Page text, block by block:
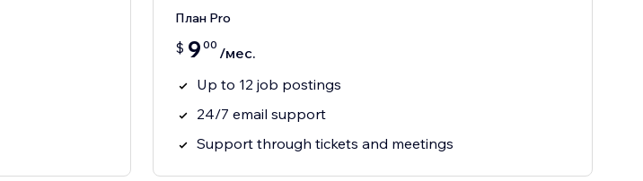
План Pro
$ 9 00 /мес.
Up to 12 job postings
24/7 email support
Support through tickets and meetings